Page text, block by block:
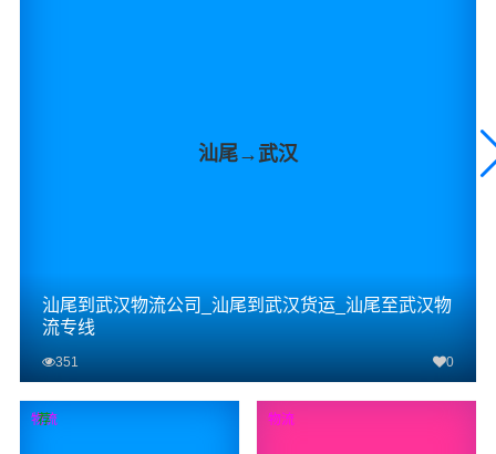
汕尾→武汉
汕尾到武汉物流公司_汕尾到武汉货运_汕尾至武汉物
流专线
351 0
查看详细
物流
荐 物流